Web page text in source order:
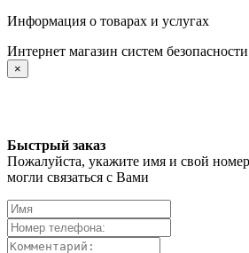
Информация о товарах и услугах
Интернет магазин систем
×
Быстрый заказ
Пожалуйста, укажите имя и свой
могли связаться с Вами